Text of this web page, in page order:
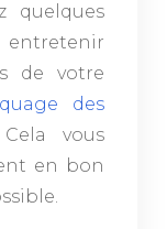
quelques
de votre
des
vous
en bon